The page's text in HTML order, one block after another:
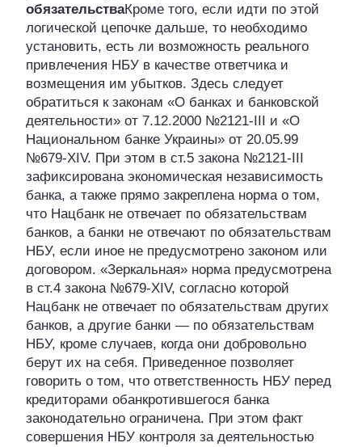
обязательстваКроме того, если идти по этой
логической цепочке дальше, то необходимо
установить, есть ли возможность реального
привлечения НБУ в качестве ответчика и
возмещения им убытков. Здесь следует
обратиться к законам «О банках и банковской
деятельности» от 7.12.2000 №2121-III и «О
Национальном банке Украины» от 20.05.99
№679-XIV. При этом в ст.5 закона №2121-III
зафиксирована экономическая независимость
банка, а также прямо закреплена норма о том,
что Нацбанк не отвечает по обязательствам
банков, а банки не отвечают по обязательствам
НБУ, если иное не предусмотрено законом или
договором. «Зеркальная» норма предусмотрена
в ст.4 закона №679-XIV, согласно которой
Нацбанк не отвечает по обязательствам других
банков, а другие банки — по обязательствам
НБУ, кроме случаев, когда они добровольно
берут их на себя. Приведенное позволяет
говорить о том, что ответственность НБУ перед
кредиторами обанкротившегося банка
законодательно ограничена. При этом факт
совершения НБУ контроля за деятельностью